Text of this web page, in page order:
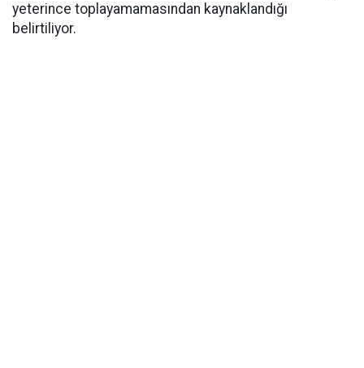
yeterince toplayamamasından kaynaklandığı
belirtiliyor.